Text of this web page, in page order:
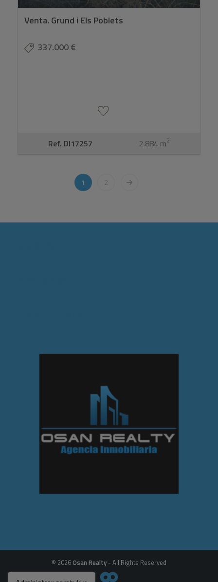
Venta. Grund i Els Poblets
337.000 €
Ref. DI17257 2.884 m2
1 2
© 2026Osan Realty - All Rights Reserved